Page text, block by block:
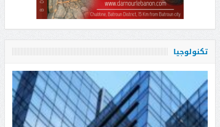
تكنولوجيا